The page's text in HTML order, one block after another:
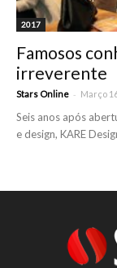
2017
Famosos
irreverente
Stars Online - Março
Seis anos após
e design, KARE